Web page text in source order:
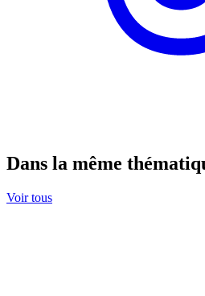
Dans la même
Voir tous